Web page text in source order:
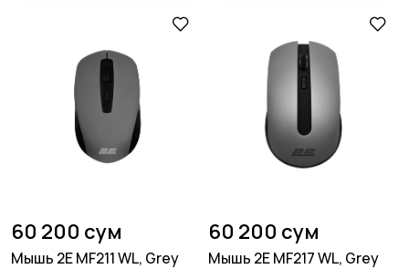
60 200 сум
Мышь 2E MF211 WL, Grey
60 200 сум
Мышь 2E MF217 WL, Grey